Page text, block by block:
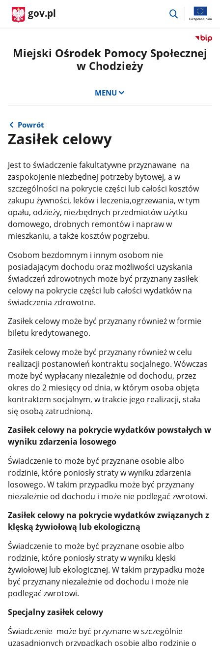
gov.pl
przejdź
Przejdź
do
Miejski Ośrodek Pomocy Społecznej
w Chodzieży
MENU
Powrót
Zasiłek celowy
Jest to świadczenie fakultatywne przyznawane na
zaspokojenie niezbędnej potrzeby bytowej, a w
szczególności na pokrycie części lub całości kosztów
zakupu żywności, leków i leczenia,ogrzewania, w tym
opału, odzieży, niezbędnych przedmiotów użytku
domowego, drobnych remontów i napraw w
mieszkaniu, a także kosztów pogrzebu.
Osobom bezdomnym i innym osobom nie
posiadającym dochodu oraz możliwości uzyskania
świadczeń zdrowotnych może być przyznany zasiłek
celowy na pokrycie części lub całości wydatków na
świadczenia zdrowotne.
Zasiłek celowy może być przyznany również w formie
biletu kredytowanego.
Zasiłek celowy może być przyznany również w celu
realizacji postanowień kontraktu socjalnego. Wówczas
może być wypłacany niezależnie od dochodu, przez
okres do 2 miesięcy od dnia, w którym osoba objęta
kontraktem socjalnym, w trakcie jego realizacji, stała
się osobą zatrudnioną.
Zasiłek celowy na pokrycie wydatków powstałych w
wyniku zdarzenia losowego
Świadczenie to może być przyznane osobie albo
rodzinie, które poniosły straty w wyniku zdarzenia
losowego. W takim przypadku może być przyznany
niezależnie od dochodu i może nie podlegać zwrotowi.
Zasiłek celowy na pokrycie wydatków związanych z
klęską żywiołową lub ekologiczną
Świadczenie to może być przyznane osobie albo
rodzinie, które poniosły straty w wyniku klęski
żywiołowej lub ekologicznej. W takim przypadku może
być przyznany niezależnie od dochodu i może nie
podlegać zwrotowi.
Specjalny zasiłek celowy
Świadczenie może być przyznane w szczególnie
uzasadnionych przypadkach osobie albo rodzinie o